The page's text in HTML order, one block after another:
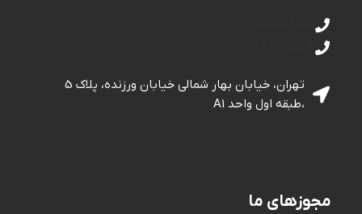
تهران، خیابان بهار شمالی خيابان ورزنده، پلاک 5
،طبقه اول واحد A1
مجوزهای ما